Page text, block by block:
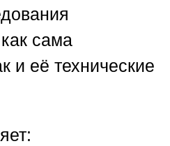
сама
и её технические